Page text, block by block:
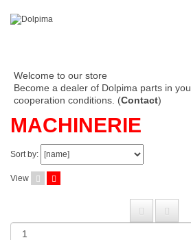
Welcome to our store
Become a dealer of Dolpima parts in
cooperation conditions. (Contact)
MACHINERIE
Sort by:
View